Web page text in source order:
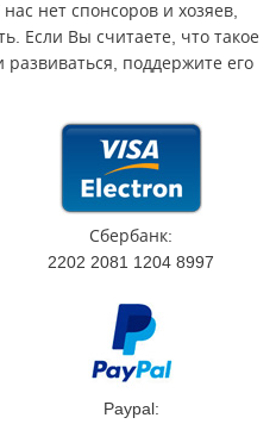
нет спонсоров и хозяев,
Если Вы считаете, что такое
поддержите его
Сбербанк:
2202 2081 1204 8997
Paypal: